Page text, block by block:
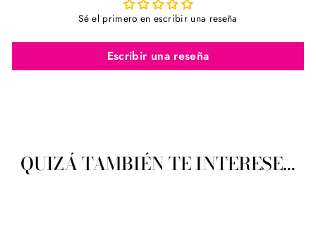
Sé el primero en escribir una reseña
Escribir una reseña
QUIZÁ TAMBIÉN TE INTERESE...